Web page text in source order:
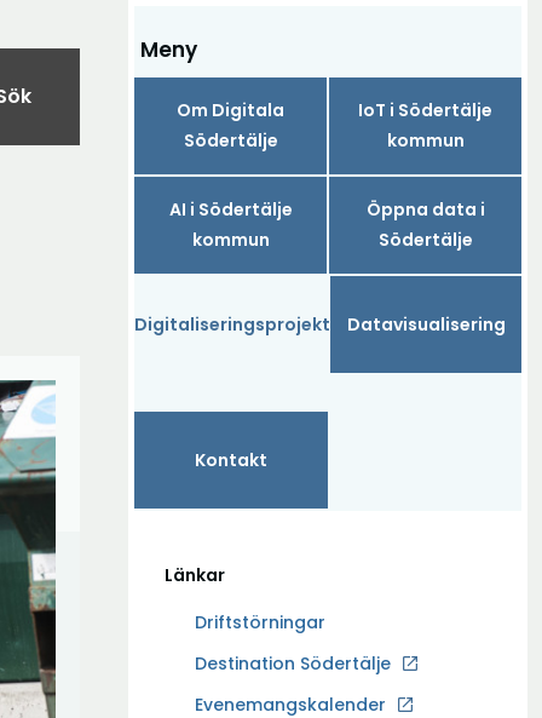
Meny
Om Digitala
Södertälje
IoT i Södertälje
kommun
AI i Södertälje
kommun
Öppna data i
Södertälje
Digitaliseringsprojekt Datavisualisering
Kontakt
Länkar
Driftstörningar
Destination Södertälje
Ö
p
Evenemangskalender